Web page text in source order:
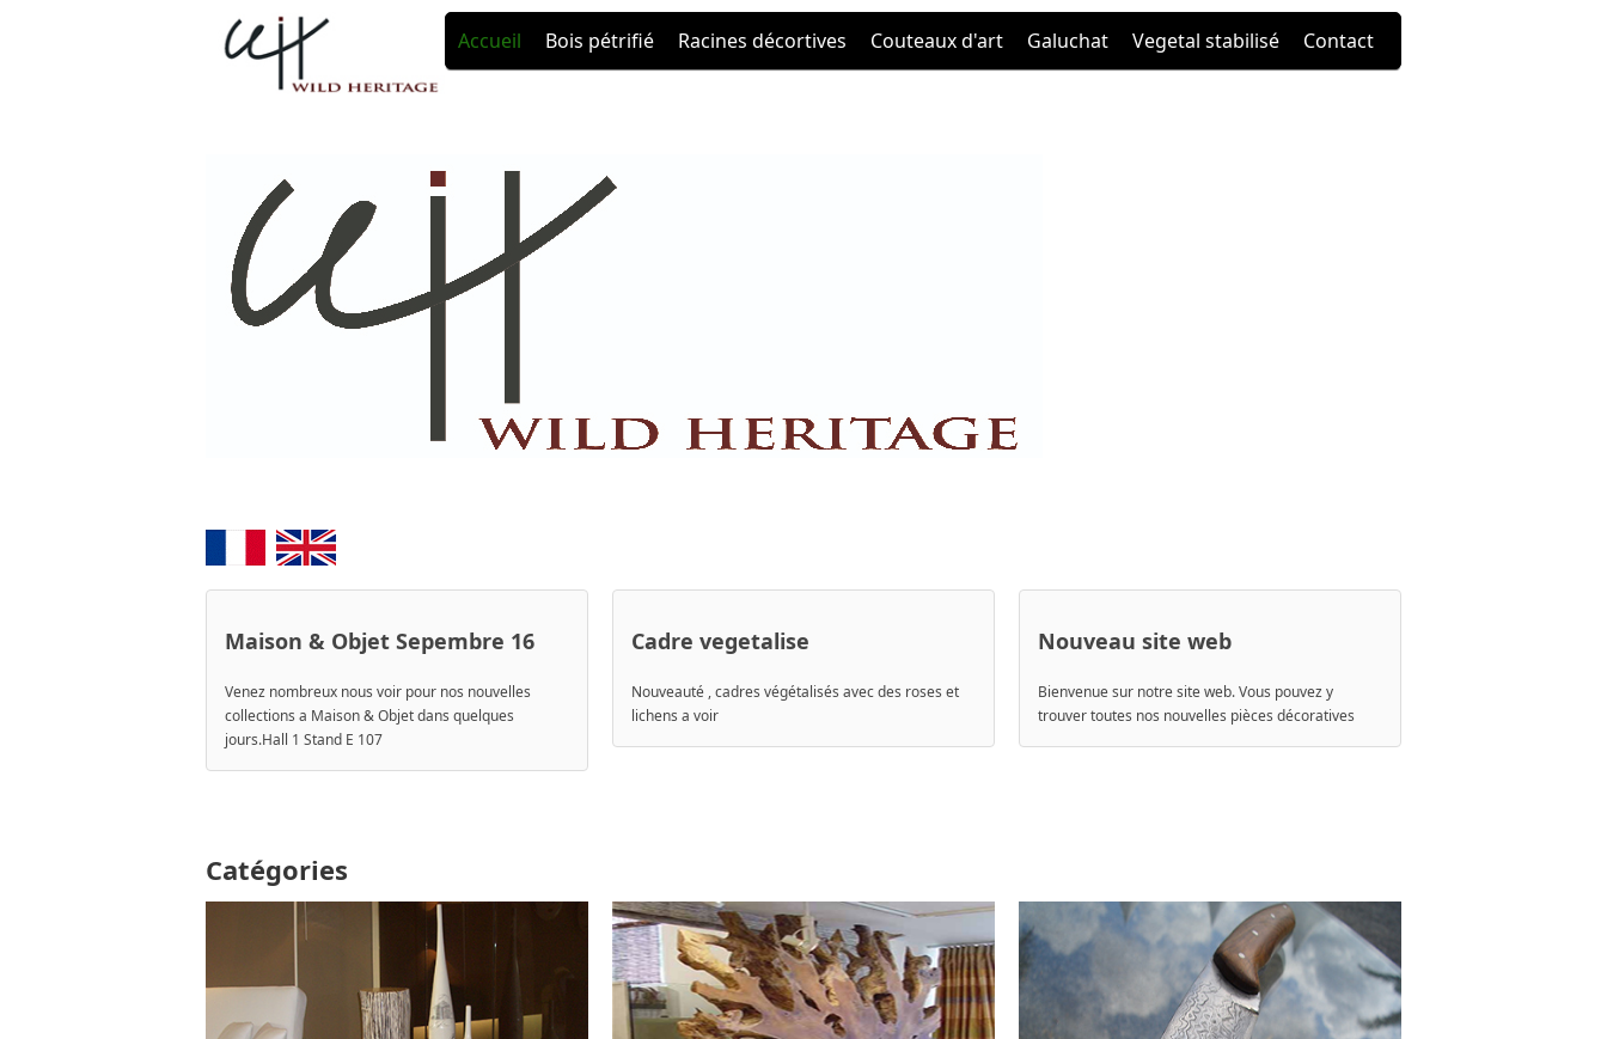
Accueil Bois pétrifié Racines décortives Couteaux d'art Galuchat Vegetal stabilisé Contact
Maison & Objet Sepembre 16
Venez nombreux nous voir pour nos nouvelles
collections a Maison & Objet dans quelques
jours.Hall 1 Stand E 107
Cadre vegetalise
Nouveauté , cadres végétalisés avec des roses et
lichens a voir
Nouveau site web
Bienvenue sur notre site web. Vous pouvez y
trouver toutes nos nouvelles pièces décoratives
Catégories